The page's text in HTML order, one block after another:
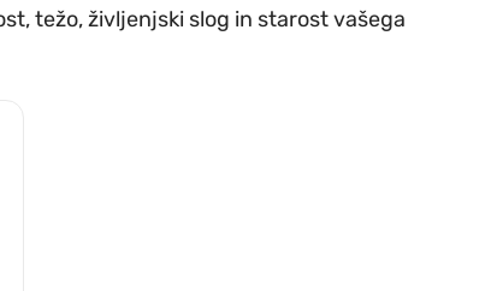
težo, življenjski slog in starost vašega